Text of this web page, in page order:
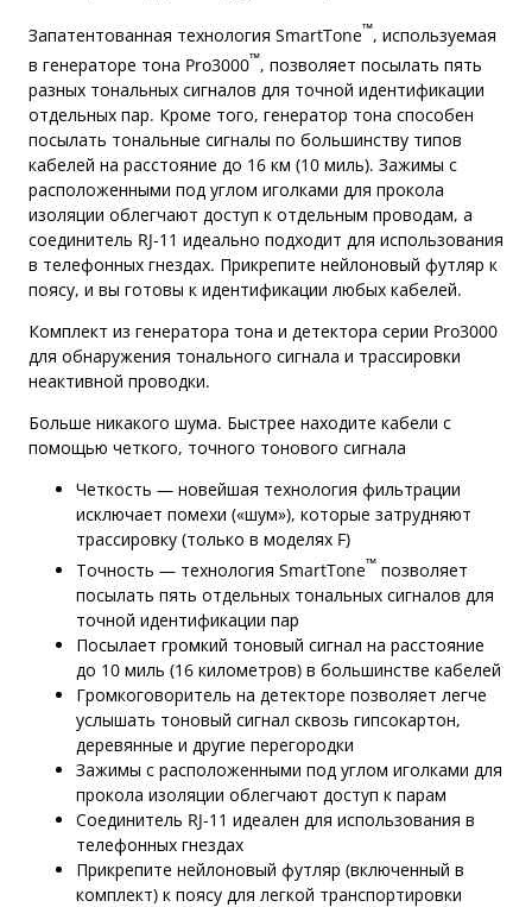
Запатентованная технология SmartTone™, используемая
в генераторе тона Pro3000™, позволяет посылать пять
разных тональных сигналов для точной идентификации
отдельных пар. Кроме того, генератор тона способен
посылать тональные сигналы по большинству типов
кабелей на расстояние до 16 км (10 миль). Зажимы с
расположенными под углом иголками для прокола
изоляции облегчают доступ к отдельным проводам, а
соединитель RJ-11 идеально подходит для использования
в телефонных гнездах. Прикрепите нейлоновый футляр к
поясу, и вы готовы к идентификации любых кабелей.
Комплект из генератора тона и детектора серии Pro3000
для обнаружения тонального сигнала и трассировки
неактивной проводки.
Больше никакого шума. Быстрее находите кабели с
помощью четкого, точного тонового сигнала
Четкость — новейшая технология фильтрации
исключает помехи («шум»), которые затрудняют
трассировку (только в моделях F)
Точность — технология SmartTone™ позволяет
посылать пять отдельных тональных сигналов для
точной идентификации пар
Посылает громкий тоновый сигнал на расстояние
до 10 миль (16 километров) в большинстве кабелей
Громкоговоритель на детекторе позволяет легче
услышать тоновый сигнал сквозь гипсокартон,
деревянные и другие перегородки
Зажимы с расположенными под углом иголками для
прокола изоляции облегчают доступ к парам
Соединитель RJ-11 идеален для использования в
телефонных гнездах
Прикрепите нейлоновый футляр (включенный в
комплект) к поясу для легкой транспортировки